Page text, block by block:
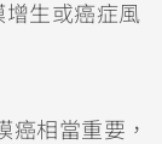
增生或癌症風
癌相當重要，